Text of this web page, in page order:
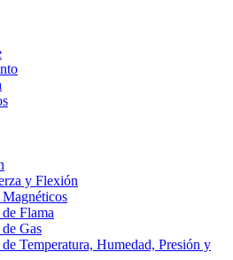
y Flexión
Magnéticos
de Flama
de Gas
de Temperatura, Humedad, Presión y